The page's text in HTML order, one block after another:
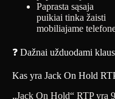
Paprasta sąsaja
puikiai tinka žaisti
mobiliajame
❓ Dažnai užduodami
Kas yra Jack On Hold
„Jack On Hold“ RTP yra